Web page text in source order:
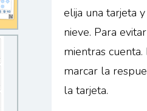
elija una tarjeta
nieve. Para
mientras
marcar la
la tarjeta.